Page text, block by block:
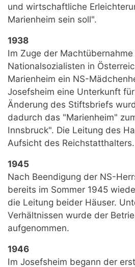
und wirtschaftliche
Marienheim sein soll".
1938
Im Zuge der
Nationalsozialisten in
Marienheim ein NS-
Josefsheim eine Unterkunft
Änderung des Stiftsbriefs
dadurch das "Marienheim"
Innsbruck". Die Leitung des
Aufsicht des Reichstatthalters.
1945
Nach Beendigung der NS-
bereits im Sommer 1945
die Leitung beider Häuser.
Verhältnissen wurde der
aufgenommen.
1946
Im Josefsheim begann der